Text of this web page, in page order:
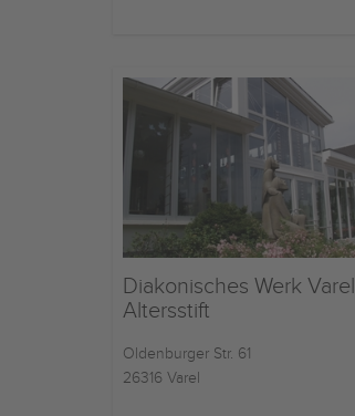
Diakonisches Werk Varel
Altersstift
Oldenburger Str. 61
26316 Varel